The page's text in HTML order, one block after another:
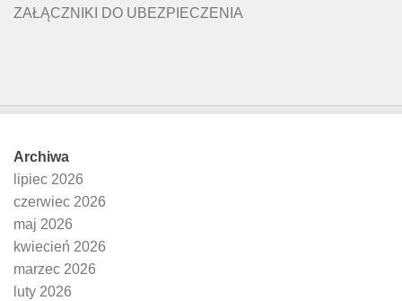
ZAŁĄCZNIKI DO UBEZPIECZENIA
Archiwa
lipiec 2026
czerwiec 2026
maj 2026
kwiecień 2026
marzec 2026
luty 2026